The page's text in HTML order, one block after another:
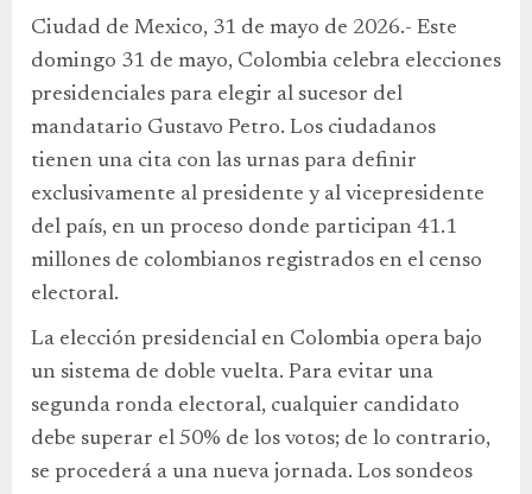
Ciudad de Mexico, 31 de mayo de 2026.- Este
domingo 31 de mayo, Colombia celebra elecciones
presidenciales para elegir al sucesor del
mandatario Gustavo Petro. Los ciudadanos
tienen una cita con las urnas para definir
exclusivamente al presidente y al vicepresidente
del país, en un proceso donde participan 41.1
millones de colombianos registrados en el censo
electoral.
La elección presidencial en Colombia opera bajo
un sistema de doble vuelta. Para evitar una
segunda ronda electoral, cualquier candidato
debe superar el 50% de los votos; de lo contrario,
se procederá a una nueva jornada. Los sondeos